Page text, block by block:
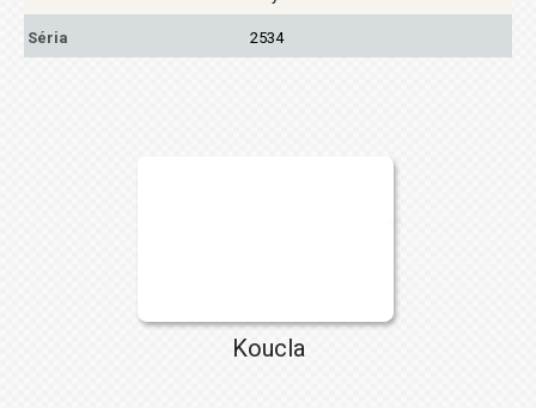
Séria 2534
Koucla